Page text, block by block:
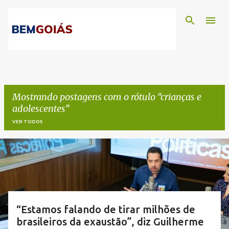
Mostrando postagens com o rótulo crianças e
adolescentes
VER TODOS
P
o
s
t
“Estamos falando de tirar milhões de
brasileiros da exaustão”, diz Guilherme